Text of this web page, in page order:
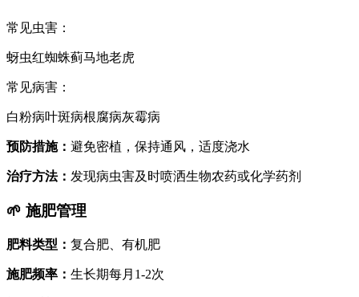
常见虫害 ：
蚜虫红蜘蛛蓟马地老虎
常见病害 ：
白粉病叶斑病根腐病灰霉病
预防措施： 避免密植，保持通风，适度浇水
治疗方法： 发现病虫害及时喷洒生物农药或化学药剂
🌱 施肥管理
肥料类型 ： 复合肥、有机肥
施肥频率 ： 生长期每月1-2次